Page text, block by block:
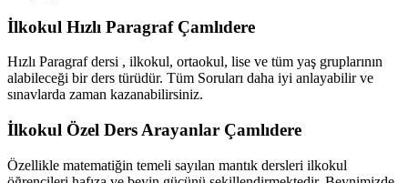
İlkokul Hızlı Paragraf Çamlıdere
Hızlı Paragraf dersi , ilkokul, ortaokul, lise ve tüm yaş gruplarının
alabileceği bir ders türüdür. Tüm Soruları daha iyi anlayabilir ve
sınavlarda zaman kazanabilirsiniz.
İlkokul Özel Ders Arayanlar Çamlıdere
Özellikle matematiğin temeli sayılan mantık dersleri ilkokul